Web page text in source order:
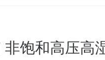
饱和高压高